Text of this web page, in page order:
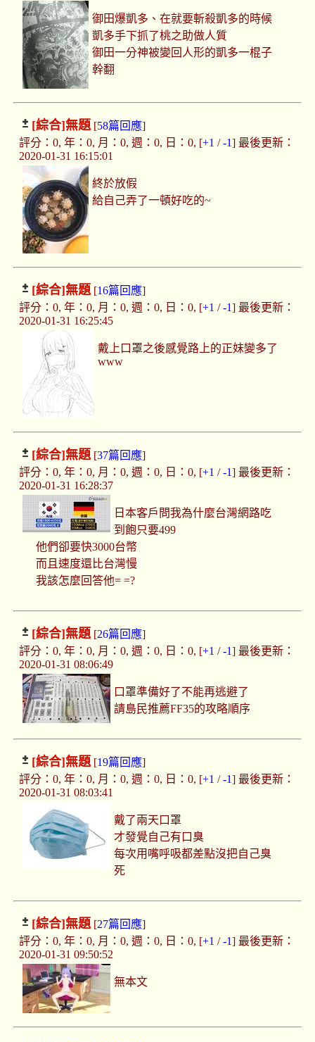
御田爆凱多、在就要斬殺凱多的時候
凱多手下抓了桃之助做人質
御田一分神被變回人形的凱多一棍子
幹翻
[綜合]無題[58篇回應]
評分：0, 年：0, 月：0, 週：0, 日：0, [+1 /-1] 最後更新：
2020-01-31 16:15:01
終於放假
給自己弄了一頓好吃的~
[綜合]無題[16篇回應]
評分：0, 年：0, 月：0, 週：0, 日：0, [+1 /-1] 最後更新：
2020-01-31 16:25:45
戴上口罩之後感覺路上的正妹變多了
www
[綜合]無題[37篇回應]
評分：0, 年：0, 月：0, 週：0, 日：0, [+1 /-1] 最後更新：
2020-01-31 16:28:37
日本客戶問我為什麼台灣網路吃
到飽只要499
他們卻要快3000台幣
而且速度還比台灣慢
我該怎麼回答他= =?
[綜合]無題[26篇回應]
評分：0, 年：0, 月：0, 週：0, 日：0, [+1 /-1] 最後更新：
2020-01-31 08:06:49
口罩準備好了不能再逃避了
請島民推薦FF35的攻略順序
[綜合]無題[19篇回應]
評分：0, 年：0, 月：0, 週：0, 日：0, [+1 /-1] 最後更新：
2020-01-31 08:03:41
戴了兩天口罩
才發覺自己有口臭
每次用嘴呼吸都差點沒把自己臭
死
[綜合]無題[27篇回應]
評分：0, 年：0, 月：0, 週：0, 日：0, [+1 /-1] 最後更新：
2020-01-31 09:50:52
無本文